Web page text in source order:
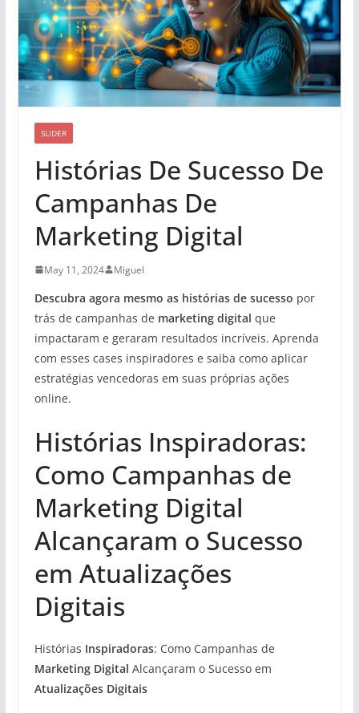
SLIDER
Histórias De Sucesso De
Campanhas De
Marketing Digital
May 11, 2024 Miguel
Descubra agora mesmo as histórias de sucesso por
trás de campanhas de marketing digital que
impactaram e geraram resultados incríveis. Aprenda
com esses cases inspiradores e saiba como aplicar
estratégias vencedoras em suas próprias ações
online.
Histórias Inspiradoras:
Como Campanhas de
Marketing Digital
Alcançaram o Sucesso
em Atualizações
Digitais
Histórias Inspiradoras: Como Campanhas de
Marketing Digital Alcançaram o Sucesso em
Atualizações Digitais